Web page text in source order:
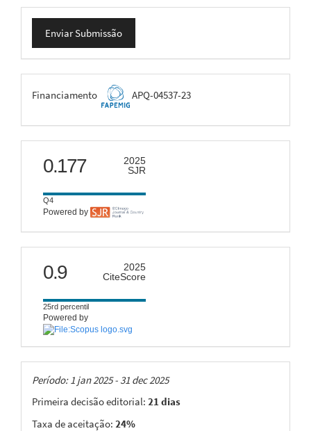
Enviar
Submissão
Enviar Submissão
FAPEMIG
Financiamento APQ-04537-23
scimago
0.177
2025
SJR
Q4
Powered by
citescore
0.9
2025
CiteScore
25rd percentil
Powered by
Taxas
Período: 1 jan 2025 - 31 dec 2025
Primeira decisão editorial: 21 dias
Taxa de aceitação: 24%